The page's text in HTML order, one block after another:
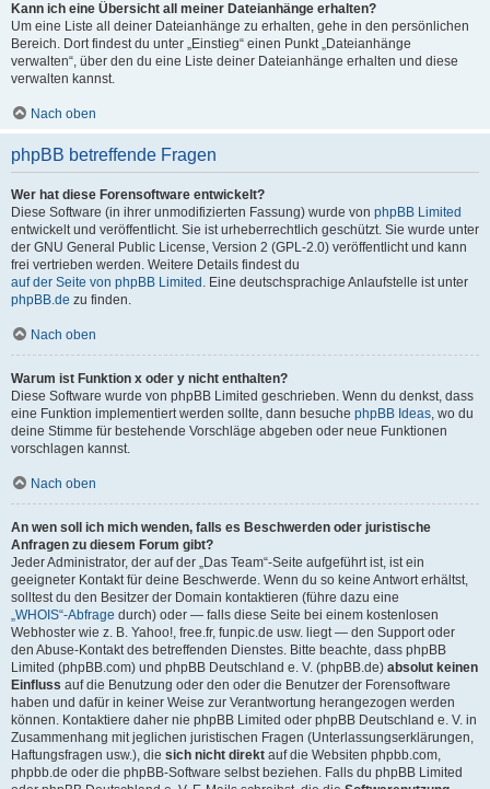
Kann ich eine Übersicht all meiner Dateianhänge erhalten?
Um eine Liste all deiner Dateianhänge zu erhalten, gehe in den persönlichen
Bereich. Dort findest du unter „Einstieg“ einen Punkt „Dateianhänge
verwalten“, über den du eine Liste deiner Dateianhänge erhalten und diese
verwalten kannst.
Nach oben
phpBB betreffende Fragen
Wer hat diese Forensoftware entwickelt?
Diese Software (in ihrer unmodifizierten Fassung) wurde von phpBB Limited
entwickelt und veröffentlicht. Sie ist urheberrechtlich geschützt. Sie wurde unter
der GNU General Public License, Version 2 (GPL-2.0) veröffentlicht und kann
frei vertrieben werden. Weitere Details findest du
auf der Seite von phpBB Limited . Eine deutschsprachige Anlaufstelle ist unter
phpBB.de zu finden.
Nach oben
Warum ist Funktion x oder y nicht enthalten?
Diese Software wurde von phpBB Limited geschrieben. Wenn du denkst, dass
eine Funktion implementiert werden sollte, dann besuche phpBB Ideas, wo du
deine Stimme für bestehende Vorschläge abgeben oder neue Funktionen
vorschlagen kannst.
Nach oben
An wen soll ich mich wenden, falls es Beschwerden oder juristische
Anfragen zu diesem Forum gibt?
Jeder Administrator, der auf der „Das Team“-Seite aufgeführt ist, ist ein
geeigneter Kontakt für deine Beschwerde. Wenn du so keine Antwort erhältst,
solltest du den Besitzer der Domain kontaktieren (führe dazu eine
„WHOIS“-Abfrage durch) oder — falls diese Seite bei einem kostenlosen
Webhoster wie z. B. Yahoo!, free.fr, funpic.de usw. liegt — den Support oder
den Abuse-Kontakt des betreffenden Dienstes. Bitte beachte, dass phpBB
Limited (phpBB.com) und phpBB Deutschland e. V. (phpBB.de) absolut keinen
Einfluss auf die Benutzung oder den oder die Benutzer der Forensoftware
haben und dafür in keiner Weise zur Verantwortung herangezogen werden
können. Kontaktiere daher nie phpBB Limited oder phpBB Deutschland e. V. in
Zusammenhang mit jeglichen juristischen Fragen (Unterlassungserklärungen,
Haftungsfragen usw.), die sich nicht direkt auf die Websiten phpbb.com,
phpbb.de oder die phpBB-Software selbst beziehen. Falls du phpBB Limited